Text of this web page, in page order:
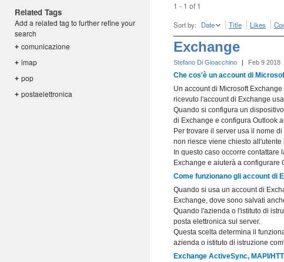
Related Tags
Add a related tag to further refine your
search
+ comunicazione
+ imap
+ pop
+ postaelettronica
1 - 1 of 1
Sort by: Date Title Likes
Exchange
Stefano Di Gioacchino | Feb 9 2018
Che cos'è un account di
Un account di Microsoft
ricevuto l'account di Exchange
Quando si configura un
di Exchange e configura Outlook
Per trovare il server usa il nome
non riesce viene chiesto
In questo caso occorre
Exchange e aiuterà a configurare
Come funzionano gli account di
Quando si usa un account di
Exchange, dove sono salvati
Quando l'azienda o l'istituto di
posta elettronica sul server.
Questa scelta determina il
azienda o istituto di istruzione
Exchange ActiveSync, MAPI/